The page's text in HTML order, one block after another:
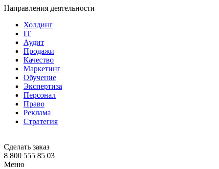
Направления деятельности
Холдинг
IT
Аудит
Продажи
Качество
Маркетинг
Обучение
Экспертиза
Персонал
Право
Реклама
Стратегия
Сделать заказ
8 800 555 85 03
Меню